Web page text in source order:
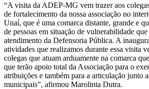
“A visita da ADEP-MG vem trazer aos
de fortalecimento da nossa associação no
Unaí, que é uma comarca distante, grande e
de pessoas em situação de vulnerabilidade
atendimento da Defensoria Pública. A
atividades que realizamos durante essa visita
colegas que atuam arduamente na comarca
que terão apoio total da Associação para o
atribuições e também para a articulação junto
municipais”, afirmou Marolinta Dutra.